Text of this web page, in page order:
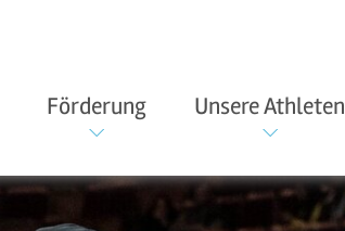
Förderung Unsere Athleten